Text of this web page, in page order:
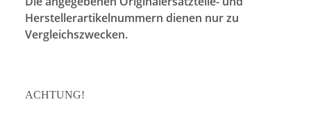
Herstellerartikelnummern dienen nur zu
Vergleichszwecken.
ACHTUNG!